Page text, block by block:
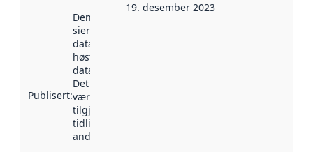
Publisert:
Denne datoen
sier når
datasettet ble
høstet av
data.norge.no.
Det kan ha
vært
tilgjengelig
tidligere
andre steder.
19. desember 2023